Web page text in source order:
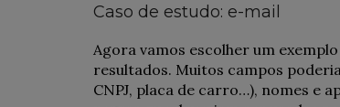
Caso de estudo: e-mail
Agora vamos escolher um
resultados. Muitos campos
CNPJ, placa de carro…), nomes e